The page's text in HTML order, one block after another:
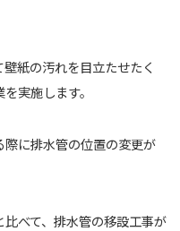
紙の汚れを目立たせたく
実施します。
に排水管の位置の変更が
べて、排水管の移設工事が